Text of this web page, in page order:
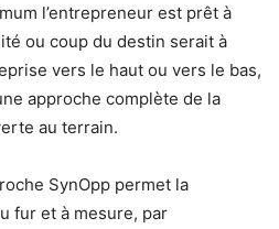
l’entrepreneur est prêt à
ou coup du destin serait à
vers le haut ou vers le bas,
approche complète de la
au terrain.
SynOpp permet la
fur et à mesure, par